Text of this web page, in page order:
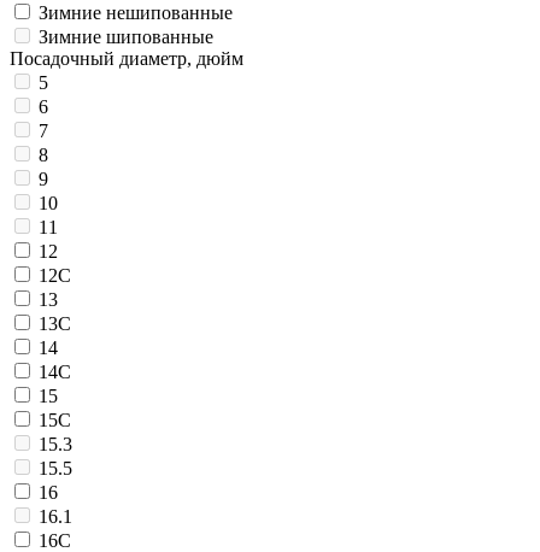
Зимние нешипованные
Зимние шипованные
Посадочный диаметр, дюйм
5
6
7
8
9
10
11
12
12C
13
13C
14
14C
15
15C
15.3
15.5
16
16.1
16C